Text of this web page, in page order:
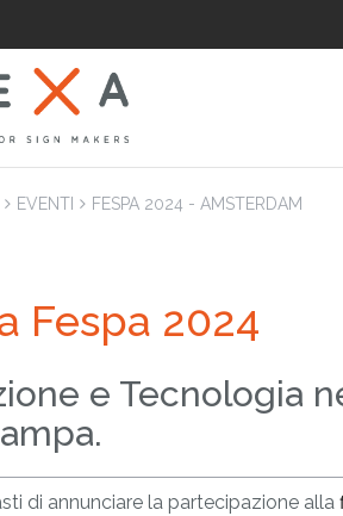
LAM
Laminatrici
Applicatrici piane
EVENTI FESPA 2024 - AMSTERDAM
Fespa 2024
e Tecnologia
di annunciare la partecipazione alla